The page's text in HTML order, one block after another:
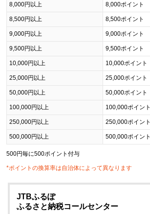
8,000円以上 8,000ポイント
8,500円以上 8,500ポイント
9,000円以上 9,000ポイント
9,500円以上 9,500ポイント
10,000円以上 10,000ポイント
25,000円以上 25,000ポイント
50,000円以上 50,000ポイント
100,000円以上 100,000ポイント
250,000円以上 250,000ポイント
500,000円以上 500,000ポイント
500円毎に500ポイント付与
*ポイントの換算率は自治体によって異なります
JTBふるぽ
ふるさと納税コールセンター